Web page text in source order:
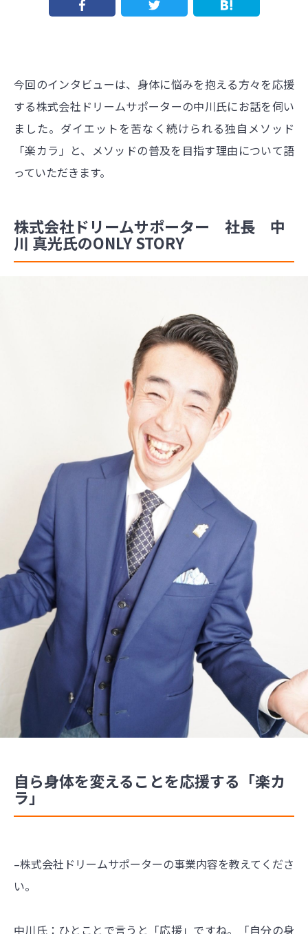
今回のインタビューは、身体に悩みを抱える方々を応援
する株式会社ドリームサポーターの中川氏にお話を伺い
ました。ダイエットを苦なく続けられる独自メソッド
「楽カラ」と、メソッドの普及を目指す理由について語
っていただきます。
株式会社ドリームサポーター 社長 中
川 真光氏のONLY STORY
自ら身体を変えることを応援する「楽カ
ラ」
–株式会社ドリームサポーターの事業内容を教えてくださ
い。
中川氏：ひとことで言うと「応援」ですね。「自分の身